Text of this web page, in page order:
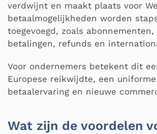
verdwijnt en maakt plaats voor
betaalmogelijkheden worden
toegevoegd, zoals
betalingen, refunds en
Voor ondernemers betekent dit
Europese reikwijdte, een uniforme
betaalervaring en nieuwe
Wat zijn de voordelen